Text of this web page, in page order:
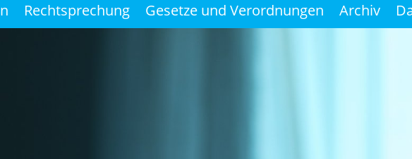
Rechtsprechung Gesetze und Verordnungen Archiv